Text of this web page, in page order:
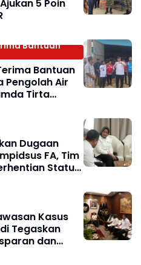
5 Poin
Bantuan
Bantuan
Pengolah Air
Tirta
Dugaan
FA, Tim
Status
Kasus
Tegaskan
dan